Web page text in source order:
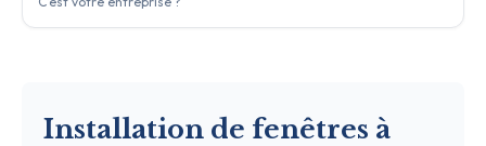
Installation de fenêtres à